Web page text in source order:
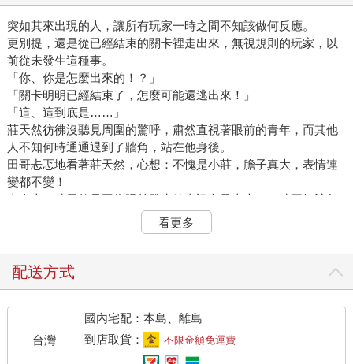
突如其來出現的人，讓所有玩家一時之間不知該做何反應。
更別提，還是從已經結束的關卡裡走出來，無視規則的玩家，以
前從未發生這種事。
「你、你是怎麼出來的！？」
「關卡明明已經結束了，怎麼可能還逃出來！」
「這、這到底是……」
莊天然彷彿沒聽見周圍的驚呼，肅然直視著眼前的青年，而其他
人不知何時通通退到了牆角，站在他身後。
田哥忐忑地看著莊天然，心想：不愧是小莊，膽子真大，表情連
變都不變！
事實上，莊天然是因為眼前發生的事訊息量太大，一時不知該怎
這個人……不就是他一開始看見的怪物大佬？原來他是玩家？
出來……他真的是玩家？還是裝成玩家的怪物？
底是怎麼回事，怎麼這麼晚才出現！」
莊天然沉默。對方已經聽見了吧？
英俊的青年不以為意，態度親切有禮，朝莊天然伸出右手，「你
看更多
配送方式
台灣
國內宅配：本島、離島
到店取貨：
不限金額免運費